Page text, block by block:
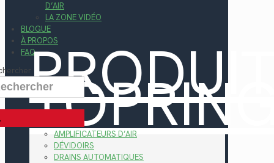
D’AIR
LA ZONE VIDÉO
BLOGUE
À PROPOS
FAQ
AMPLIFICATEURS D’AIR
DÉVIDOIRS
DRAINS AUTOMATIQUES